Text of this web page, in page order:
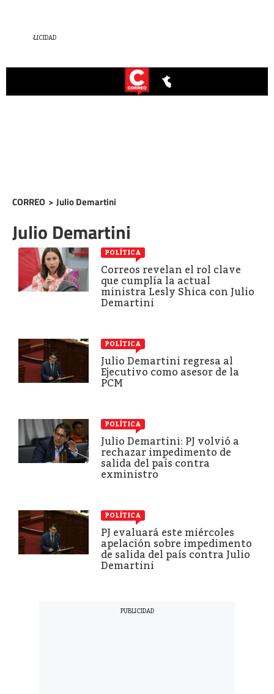
CORREO > Julio Demartini
Julio Demartini
POLÍTICA
Correos revelan el rol clave
que cumplía la actual
ministra Lesly Shica con Julio
Demartini
POLÍTICA
Julio Demartini regresa al
Ejecutivo como asesor de la
PCM
POLÍTICA
Julio Demartini: PJ volvió a
rechazar impedimento de
salida del país contra
exministro
POLÍTICA
PJ evaluará este miércoles
apelación sobre impedimento
de salida del país contra Julio
Demartini